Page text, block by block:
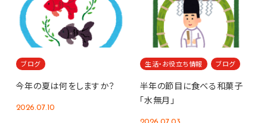
ブログ
今年の夏は何をしますか？
2026.07.10
生活・お役立ち情報 ブログ
半年の節目に食べる和菓子
「水無月」